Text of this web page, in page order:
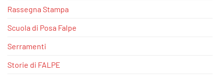
Rassegna Stampa
Scuola di Posa Falpe
Serramenti
Storie di FALPE